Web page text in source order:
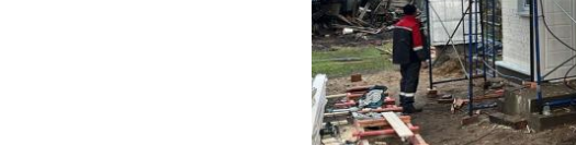
сестрорецк !видео